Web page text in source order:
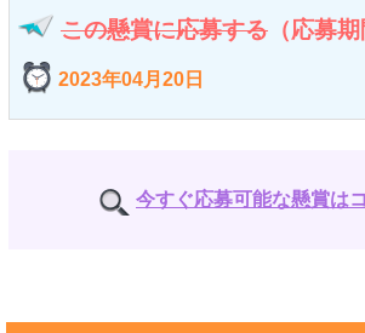
この懸賞に応募する （応募
2023年04月20日
今すぐ応募可能な懸賞は